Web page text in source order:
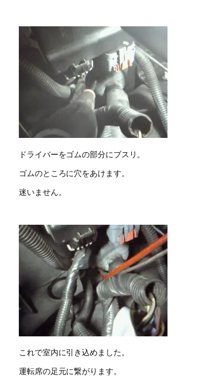
ドライバーをゴムの部分にブスリ。
ゴムのところに穴をあけます。
迷いません。
これで室内に引き込めました。
運転席の足元に繋がります。